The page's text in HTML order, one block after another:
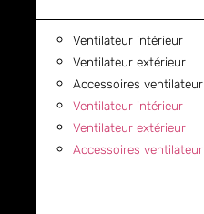
Ventilateur intérieur
Ventilateur extérieur
Accessoires ventilateur
Ventilateur intérieur
Ventilateur extérieur
Accessoires ventilateur